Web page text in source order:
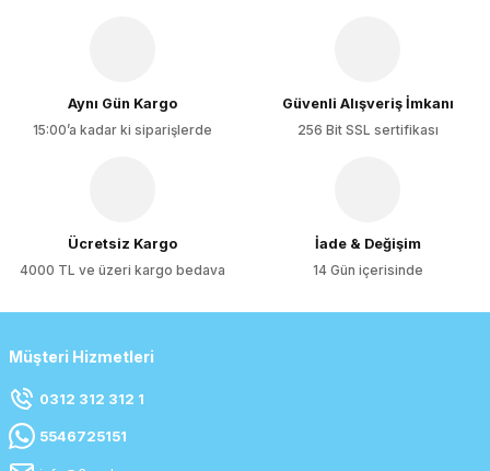
Aynı Gün Kargo
15:00’a kadar ki siparişlerde
Güvenli Alışveriş İmkanı
256 Bit SSL sertifikası
Ücretsiz Kargo
4000 TL ve üzeri kargo bedava
İade & Değişim
14 Gün içerisinde
Müşteri Hizmetleri
0312 312 312 1
5546725151